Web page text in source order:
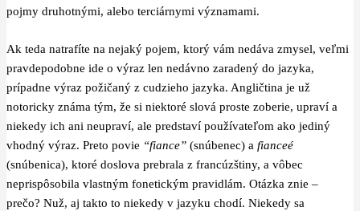
pojmy druhotnými, alebo terciárnymi významami.
Ak teda natrafíte na nejaký pojem, ktorý vám nedáva zmysel, veľmi
pravdepodobne ide o výraz len nedávno zaradený do jazyka,
prípadne výraz požičaný z cudzieho jazyka. Angličtina je už
notoricky známa tým, že si niektoré slová proste zoberie, upraví a
niekedy ich ani neupraví, ale predstaví používateľom ako jediný
vhodný výraz. Preto povie “fiance” (snúbenec) a fianceé
(snúbenica), ktoré doslova prebrala z francúzštiny, a vôbec
neprispôsobila vlastným fonetickým pravidlám. Otázka znie –
prečo? Nuž, aj takto to niekedy v jazyku chodí. Niekedy sa